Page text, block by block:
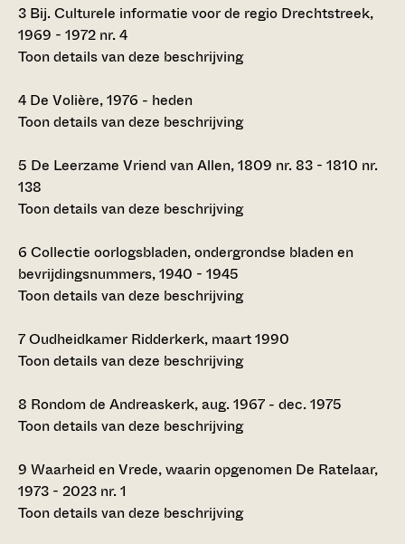
3 Bij. Culturele informatie voor de regio Drechtstreek,
1969 - 1972 nr. 4
Toon details van deze beschrijving
4 De Volière, 1976 - heden
Toon details van deze beschrijving
5 De Leerzame Vriend van Allen, 1809 nr. 83 - 1810 nr.
138
Toon details van deze beschrijving
6 Collectie oorlogsbladen, ondergrondse bladen en
bevrijdingsnummers, 1940 - 1945
Toon details van deze beschrijving
7Oudheidkamer Ridderkerk, maart 1990
Toon details van deze beschrijving
8 Rondom de Andreaskerk, aug. 1967 - dec. 1975
Toon details van deze beschrijving
9 Waarheid en Vrede, waarin opgenomen De Ratelaar,
1973 - 2023 nr. 1
Toon details van deze beschrijving